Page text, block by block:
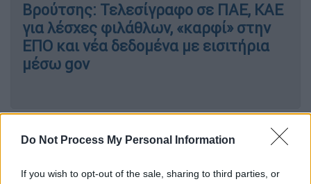
Do Not Process My Personal Information
If you wish to opt-out of the sale, sharing to third parties, or
Βρούτσης: Τελεσίγραφο σε ΠΑΕ, ΚΑΕ
για λέσχες φιλάθλων, «καρφί» στην
ΕΠΟ και νέα δεδομένα με εισιτήρια
μέσω gov
«Δεν αξίζει στο ελληνικό μπάσκετ αυτή η
εικόνα που μας διασύρει. Παναθηναϊκός
και
Ολυμπιακό , δυο ομάδες με τεράστια